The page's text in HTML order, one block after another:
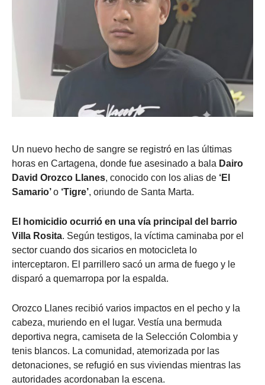
Un nuevo hecho de sangre se registró en las últimas
horas en Cartagena, donde fue asesinado a bala Dairo
David Orozco Llanes, conocido con los alias de ‘El
Samario’o ‘Tigre’, oriundo de Santa Marta.
El homicidio ocurrió en una vía principal del barrio
Villa Rosita. Según testigos, la víctima caminaba por el
sector cuando dos sicarios en motocicleta lo
interceptaron. El parrillero sacó un arma de fuego y le
disparó a quemarropa por la espalda.
Orozco Llanes recibió varios impactos en el pecho y la
cabeza, muriendo en el lugar. Vestía una bermuda
deportiva negra, camiseta de la Selección Colombia y
tenis blancos. La comunidad, atemorizada por las
detonaciones, se refugió en sus viviendas mientras las
autoridades acordonaban la escena.